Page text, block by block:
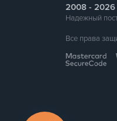
2008 -
Надежный
Все права